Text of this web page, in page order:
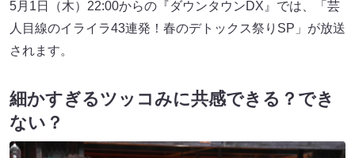
5月1日（木）22:00からの『ダウンタウンDX』では、「芸
人目線のイライラ43連発！春のデトックス祭りSP」が放送
されます。
細かすぎるツッコみに共感できる？でき
ない？